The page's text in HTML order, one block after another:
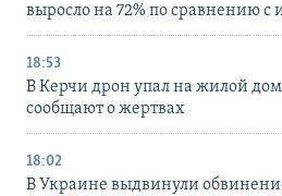
выросло на 72% по сравнению
18:53
В Керчи дрон упал на жилой
сообщают о жертвах
18:02
В Украине выдвинули